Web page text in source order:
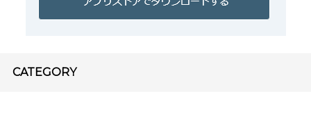
CATEGORY